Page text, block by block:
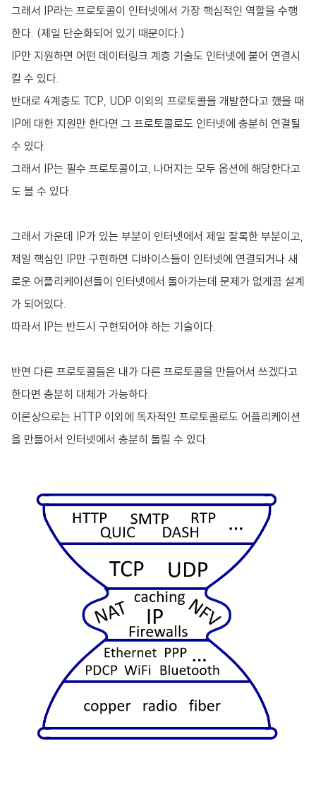
그래서 IP라는 프로토콜이 인터넷에서 가장 핵심적인 역할을 수행
한다. (제일 단순화되어 있기 때문이다.)
IP만 지원하면 어떤 데이터링크 계층 기술도 인터넷에 붙어 연결시
킬 수 있다.
반대로 4계층도 TCP, UDP 이외의 프로토콜을 개발한다고 했을 때
IP에 대한 지원만 한다면 그 프로토콜로도 인터넷에 충분히 연결될
수 있다.
그래서 IP는 필수 프로토콜이고, 나머지는 모두 옵션에 해당한다고
도 볼 수 있다.
그래서 가운데 IP가 있는 부분이 인터넷에서 제일 잘록한 부분이고,
제일 핵심인 IP만 구현하면 디바이스들이 인터넷에 연결되거나 새
로운 어플리케이션들이 인터넷에서 돌아가는데 문제가 없게끔 설계
가 되어있다.
따라서 IP는 반드시 구현되어야 하는 기술이다.
반면 다른 프로토콜들은 내가 다른 프로토콜을 만들어서 쓰겠다고
한다면 충분히 대체가 가능하다.
이론상으로는 HTTP 이외에 독자적인 프로토콜로도 어플리케이션
을 만들어서 인터넷에서 충분히 돌릴 수 있다.